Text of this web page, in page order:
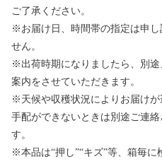
ご了承ください。
※お届け日、時間帯の指定は申
せん。
※出荷時期になりましたら、別
案内をさせていただきます。
※天候や収穫状況によりお届け
手配ができないときは別途ご連
す。
※本品は“押し”“キズ”等、箱毎